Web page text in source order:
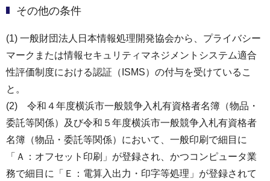
その他の条件
(1) 一般財団法人日本情報処理開発協会から、プライバシー
マークまたは情報セキュリティマネジメントシステム適合
性評価制度における認証（ISMS）の付与を受けているこ
と。
(2) 令和４年度横浜市一般競争入札有資格者名簿（物品・
委託等関係）及び令和５年度横浜市一般競争入札有資格者
名簿（物品・委託等関係）において、一般印刷で細目に
「Ａ：オフセット印刷」が登録され、かつコンピュータ業
務で細目に「Ｅ：電算入出力・印字等処理」が登録されて